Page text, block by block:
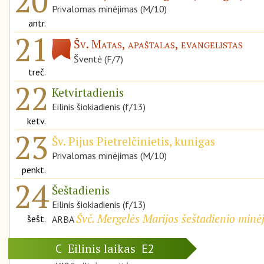
antr.
Privalomas minėjimas (M/10)
21
treč.
Šv. Matas, apaštalas, evangelistas
Šventė (F/7)
22
ketv.
Ketvirtadienis
Eilinis šiokiadienis (f/13)
23
penkt.
Šv. Pijus Pietrelčinietis, kunigas
Privalomas minėjimas (M/10)
24
šešt.
Šeštadienis
Eilinis šiokiadienis (f/13)
ARBAŠvč. Mergelės Marijos šeštadienio
C Eilinis laikas E2